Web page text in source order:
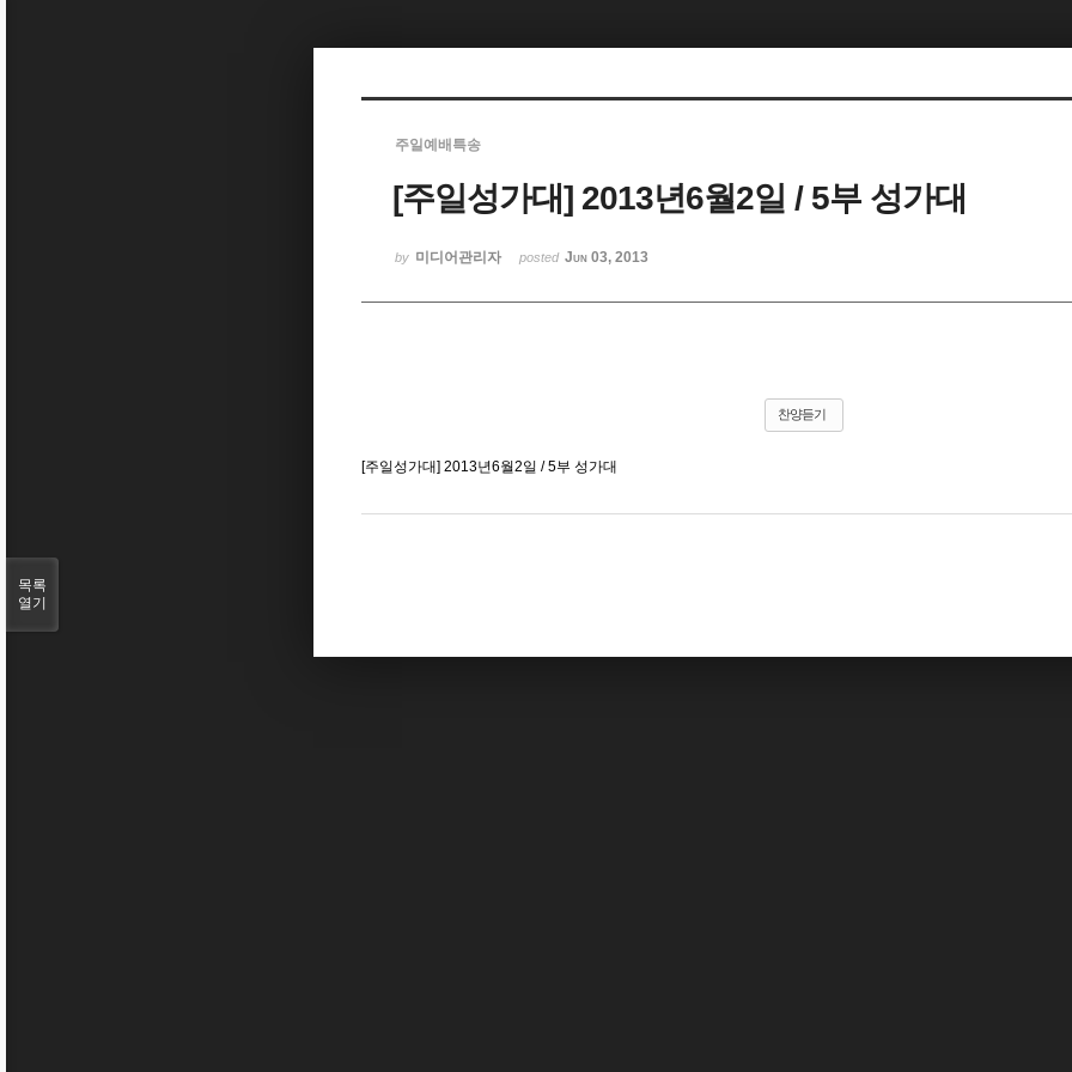
주일예배특송
[주일성가대] 2013년6월2일 / 5부 성가대
by 미디어관리자 posted Jun 03, 2013
찬양듣기
[주일성가대] 2013년6월2일 / 5부 성가대
목록
열기
Sketchbook5, 스케치북5
Sketchbook5, 스케치북5